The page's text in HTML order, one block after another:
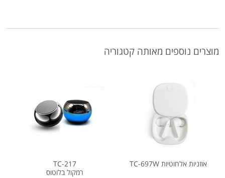
מוצרים נוספים מאותה קטגוריה
אוזניות אלחוטיות TC-697W
TC-217
רמקול בלוטוס